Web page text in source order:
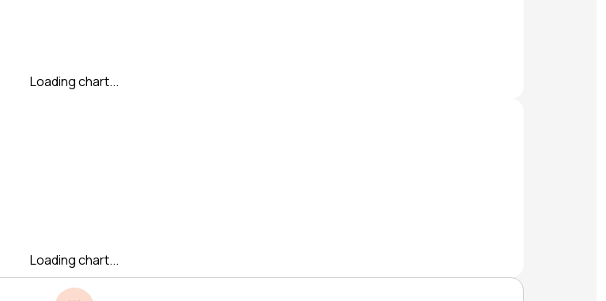
Loading chart...
Loading chart...